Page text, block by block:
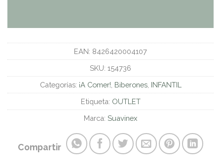
EAN: 8426420004107
SKU: 154736
Categorías: ¡A Comer! Biberones, INFANTIL
Etiqueta: OUTLET
Marca: Suavinex
Compartir